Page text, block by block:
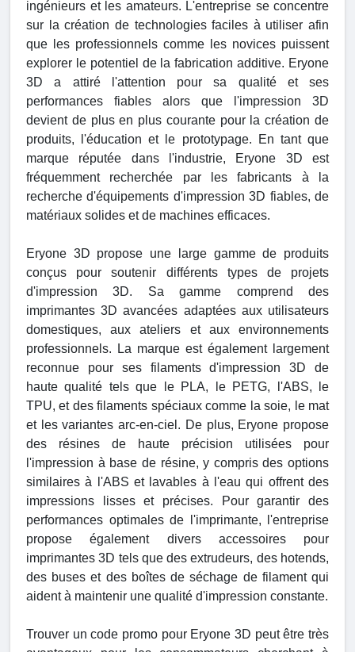
ingénieurs et les amateurs. L'entreprise se concentre
sur la création de technologies faciles à utiliser afin
que les professionnels comme les novices puissent
explorer le potentiel de la fabrication additive. Eryone
3D a attiré l'attention pour sa qualité et ses
performances fiables alors que l'impression 3D
devient de plus en plus courante pour la création de
produits, l'éducation et le prototypage. En tant que
marque réputée dans l'industrie, Eryone 3D est
fréquemment recherchée par les fabricants à la
recherche d'équipements d'impression 3D fiables, de
matériaux solides et de machines efficaces.
Eryone 3D propose une large gamme de produits
conçus pour soutenir différents types de projets
d'impression 3D. Sa gamme comprend des
imprimantes 3D avancées adaptées aux utilisateurs
domestiques, aux ateliers et aux environnements
professionnels. La marque est également largement
reconnue pour ses filaments d'impression 3D de
haute qualité tels que le PLA, le PETG, l'ABS, le
TPU, et des filaments spéciaux comme la soie, le mat
et les variantes arc-en-ciel. De plus, Eryone propose
des résines de haute précision utilisées pour
l'impression à base de résine, y compris des options
similaires à l'ABS et lavables à l'eau qui offrent des
impressions lisses et précises. Pour garantir des
performances optimales de l'imprimante, l'entreprise
propose également divers accessoires pour
imprimantes 3D tels que des extrudeurs, des hotends,
des buses et des boîtes de séchage de filament qui
aident à maintenir une qualité d'impression constante.
Trouver un code promo pour Eryone 3D peut être très